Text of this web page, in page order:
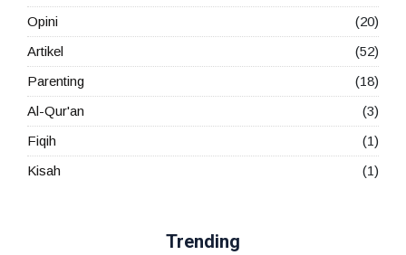
Opini
(20)
Artikel
(52)
Parenting
(18)
Al-Qur'an
(3)
Fiqih
(1)
Kisah
(1)
Trending